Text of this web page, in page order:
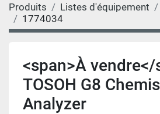
Produits Listes d'équipement
1774034
<span>À vendre</
TOSOH G8
Analyzer